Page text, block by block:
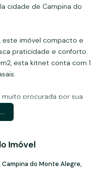
cidade de Campina do
este imóvel compacto e
praticidade e conforto.
esta kitnet conta com 1
muito procurada por sua
perca a oportunidade
com essa excelente
pelo número (XX) XXXX-
#VemMorarAqui
Imóvel
Campina do Monte Alegre,